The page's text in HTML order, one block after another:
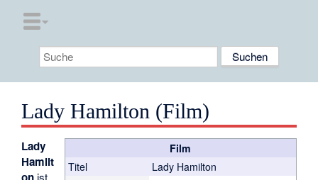
Lady Hamilton (Film)
Film
Titel
Lady Hamilton
Lady
Hamilt